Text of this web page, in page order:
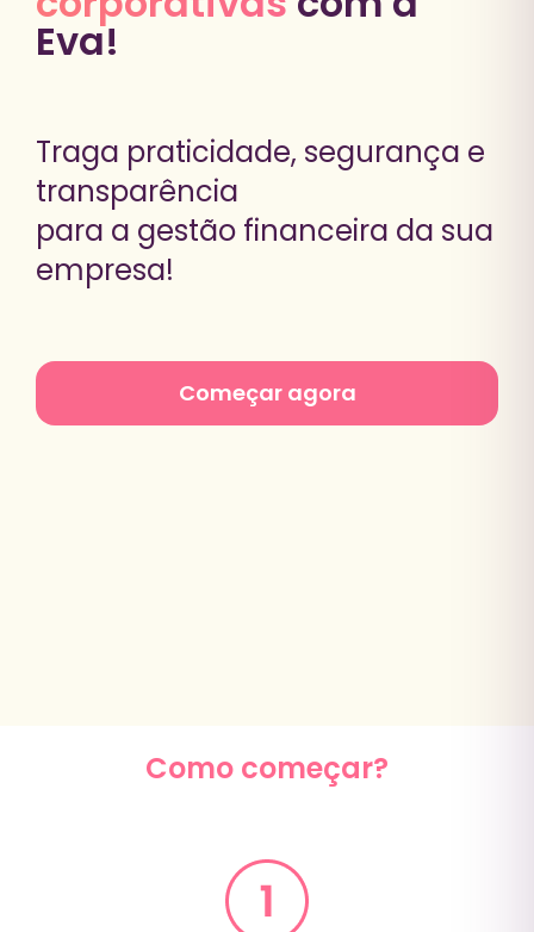
Eva!
Traga praticidade, segurança e
transparência
para a gestão financeira da sua
empresa!
Começar agora
Como começar?